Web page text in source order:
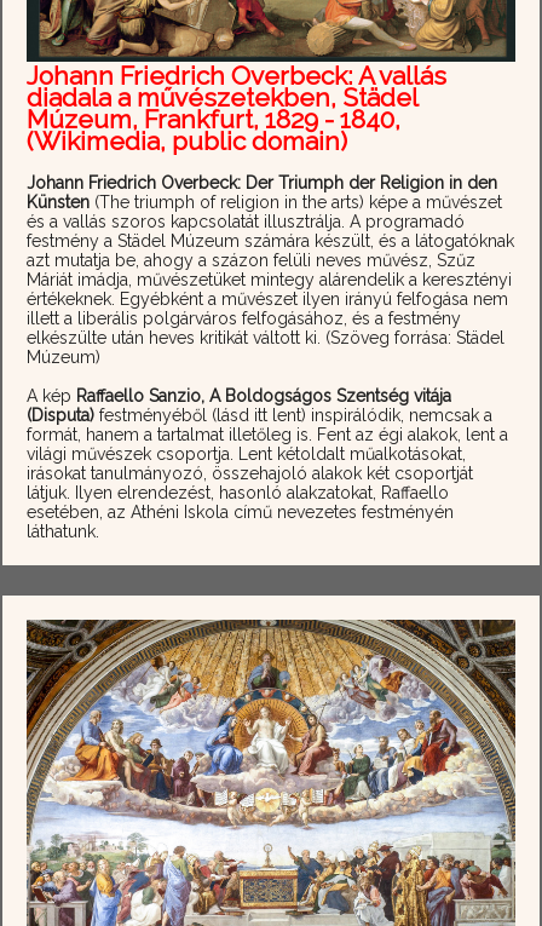
Johann Friedrich Overbeck: A vallás
diadala a művészetekben, Städel
Múzeum, Frankfurt, 1829 - 1840,
(Wikimedia, public domain)
Johann Friedrich Overbeck: Der Triumph der Religion in den
Künsten (The triumph of religion in the arts) képe a művészet
és a vallás szoros kapcsolatát illusztrálja. A programadó
festmény a Städel Múzeum számára készült, és a látogatóknak
azt mutatja be, ahogy a százon felüli neves művész, Szűz
Máriát imádja, művészetüket mintegy alárendelik a keresztényi
értékeknek. Egyébként a művészet ilyen irányú felfogása nem
illett a liberális polgárváros felfogásához, és a festmény
elkészülte után heves kritikát váltott ki. (Szöveg forrása: Städel
Múzeum)
A kép Raffaello Sanzio, A Boldogságos Szentség vitája
(Disputa) festményéből (lásd itt lent) inspirálódik, nemcsak a
formát, hanem a tartalmat illetőleg is. Fent az égi alakok, lent a
világi művészek csoportja. Lent kétoldalt műalkotásokat,
irásokat tanulmányozó, összehajoló alakok két csoportját
látjuk. Ilyen elrendezést, hasonló alakzatokat, Raffaello
esetében, az Athéni Iskola című nevezetes festményén
láthatunk.